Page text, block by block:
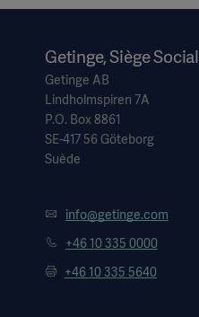
Getinge, Siège Social
Getinge AB
Lindholmspiren 7A
P.O. Box 8861
SE-417 56 Göteborg
Suède
info@getinge.com
+46 10 335 0000
+46 10 335 5640